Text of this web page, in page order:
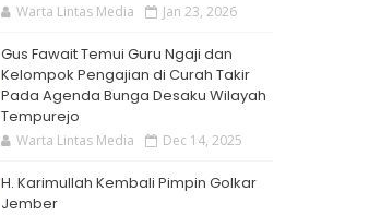
Warta Lintas Media Jan 23, 2026
Gus Fawait Temui Guru Ngaji dan
Kelompok Pengajian di Curah Takir
Pada Agenda Bunga Desaku Wilayah
Tempurejo
Warta Lintas Media Dec 14, 2025
H. Karimullah Kembali Pimpin Golkar
Jember